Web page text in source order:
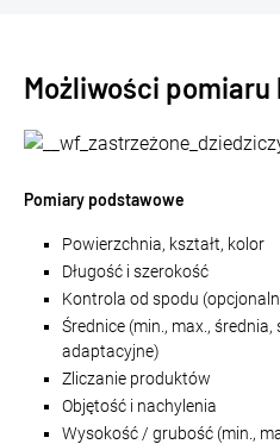
Możliwości
Pomiary podstawowe
Powierzchnia, kształt, kolor
Długość i szerokość
Kontrola od spodu
Średnice (min., max.,
adaptacyjne)
Zliczanie produktów
Objętość i nachylenia
Wysokość / grubość (min.,